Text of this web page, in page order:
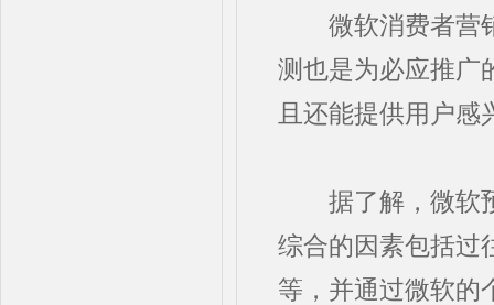
微软消费者营销
测也是为必应推广
且还能提供用户
据了解，微软预
综合的因素包括过
等，并通过微软的